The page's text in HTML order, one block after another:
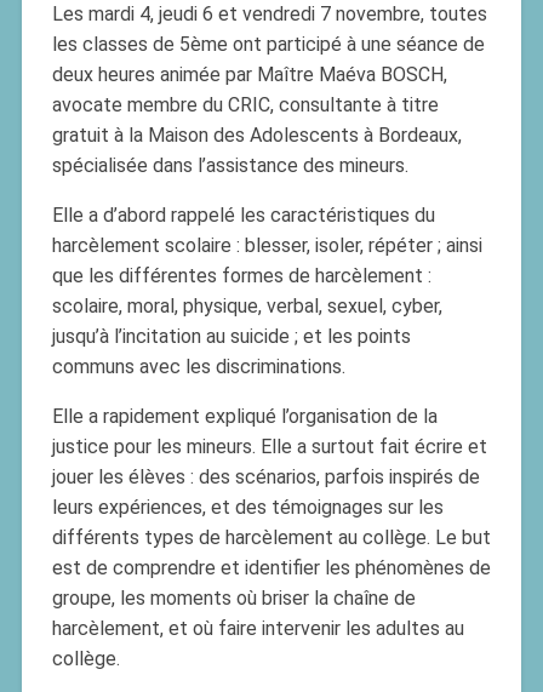
Les mardi 4, jeudi 6 et vendredi 7 novembre, toutes
les classes de 5ème ont participé à une séance de
deux heures animée par Maître Maéva BOSCH,
avocate membre du CRIC, consultante à titre
gratuit à la Maison des Adolescents à Bordeaux,
spécialisée dans l’assistance des mineurs.
Elle a d’abord rappelé les caractéristiques du
harcèlement scolaire : blesser, isoler, répéter ; ainsi
que les différentes formes de harcèlement :
scolaire, moral, physique, verbal, sexuel, cyber,
jusqu’à l’incitation au suicide ; et les points
communs avec les discriminations.
Elle a rapidement expliqué l’organisation de la
justice pour les mineurs. Elle a surtout fait écrire et
jouer les élèves : des scénarios, parfois inspirés de
leurs expériences, et des témoignages sur les
différents types de harcèlement au collège. Le but
est de comprendre et identifier les phénomènes de
groupe, les moments où briser la chaîne de
harcèlement, et où faire intervenir les adultes au
collège.